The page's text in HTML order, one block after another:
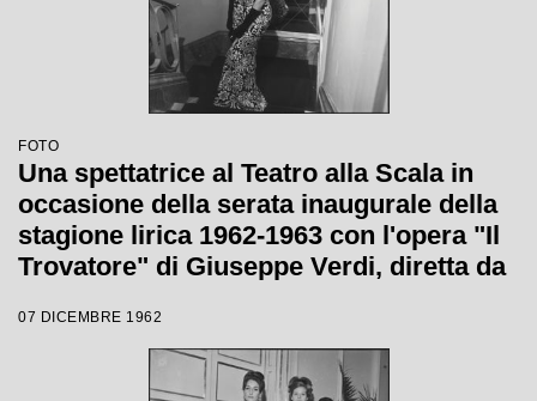
FOTO
Una spettatrice al Teatro alla Scala in
occasione della serata inaugurale della
stagione lirica 1962-1963 con l'opera "Il
Trovatore" di Giuseppe Verdi, diretta da
Giorgio De Lullo
07 DICEMBRE 1962